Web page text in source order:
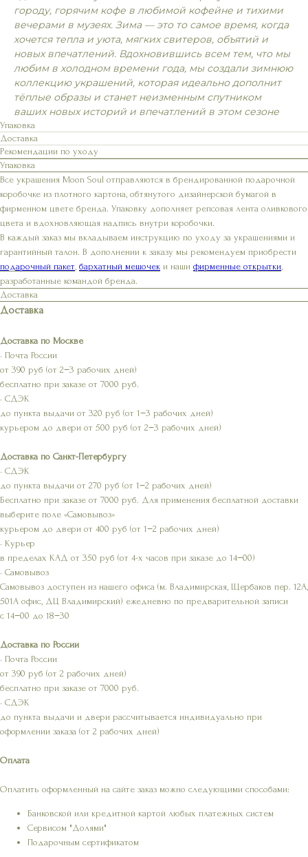
городу, горячим кофе в любимой кофейне и тихими
вечерами в музеях. Зима — это то самое время, когда
хочется тепла и уюта, мягких свитеров, объятий и
новых впечатлений. Вдохновившись всем тем, что мы
любим в холодном времени года, мы создали зимнюю
коллекцию украшений, которая идеально дополнит
тёплые образы и станет неизменным спутником
ваших новых историй и впечатлений в этом сезоне
Упаковка
Доставка
Рекомендации по уходу
Упаковка
Все украшения Moon Soul отправляются в брендированной подарочной
коробочке из плотного картона, обтянутого дизайнерской бумагой в
фирменном цвете бренда. Упаковку дополняет репсовая лента оливкового
цвета и вдохновляющая надпись внутри коробочки.
В каждый заказ мы вкладываем инструкцию по уходу за украшениями и
гарантийный талон. В дополнении к заказу мы рекомендуем приобрести
подарочный пакет бархатный мешочек и наши фирменные открытки
разработанные командой бренда.
Доставка
Доставка
Доставка по Москве
• Почта России
от 390 руб (от 2−3 рабочих дней)
бесплатно при заказе от 7000 руб.
• СДЭК
до пункта выдачи от 320 руб (от 1−3 рабочих дней)
курьером до двери от 500 руб (от 2−3 рабочих дней)
Доставка по Санкт-Петербургу
• СДЭК
до пункта выдачи от 270 руб (от 1−2 рабочих дней)
Бесплатно при заказе от 7000 руб. Для применения бесплатной доставки
выберите поле «Самовывоз»
курьером до двери от 400 руб (от 1−2 рабочих дней)
• Курьер
в пределах КАД от 350 руб (от 4-х часов при заказе до 14−00)
• Самовывоз
Самовывоз доступен из нашего офиса (м. Владимирская, Щербаков пер. 12А,
501А офис, ДЦ Владимирский) ежедневно по предварительной записи
с 14−00 до 18−30
Доставка по России
• Почта России
от 390 руб (от 2 рабочих дней)
бесплатно при заказе от 7000 руб.
• СДЭК
до пункта выдачи и двери рассчитывается индивидуально при
оформлении заказа (от 2 рабочих дней)
Оплата
Оплатить оформленный на сайте заказ можно следующими способами:
Банковской или кредитной картой любых платежных систем
Сервисом "Долями"
Подарочным сертификатом